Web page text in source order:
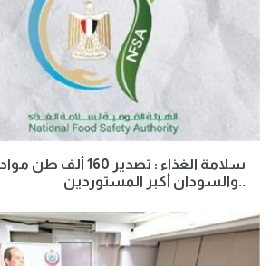
سلامة الغذاء : تصدير 160
..والسودان أكبر المستوردين